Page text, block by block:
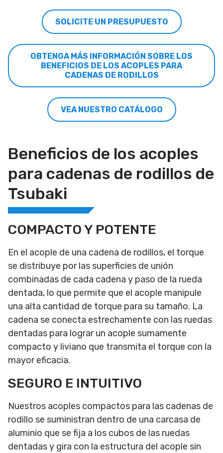
SOLICITE UN PRESUPUESTO
OBTENGA MÁS INFORMACIÓN SOBRE LOS
BENEFICIOS DE LOS ACOPLES PARA
CADENAS DE RODILLOS
VEA NUESTRO CATÁLOGO
Beneficios de los acoples
para cadenas de rodillos de
Tsubaki
COMPACTO Y POTENTE
En el acople de una cadena de rodillos, el torque
se distribuye por las superficies de unión
combinadas de cada cadena y paso de la rueda
dentada, lo que permite que el acople manipule
una alta cantidad de torque para su tamaño. La
cadena se conecta estrechamente con las ruedas
dentadas para lograr un acople sumamente
compacto y liviano que transmita el torque con la
mayor eficacia.
SEGURO E INTUITIVO
Nuestros acoples compactos para las cadenas de
rodillo se suministran dentro de una carcasa de
aluminio que se fija a los cubos de las ruedas
dentadas y gira con la estructura del acople sin